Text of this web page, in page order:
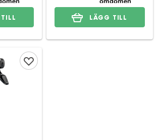
TILL LÄGG TILL